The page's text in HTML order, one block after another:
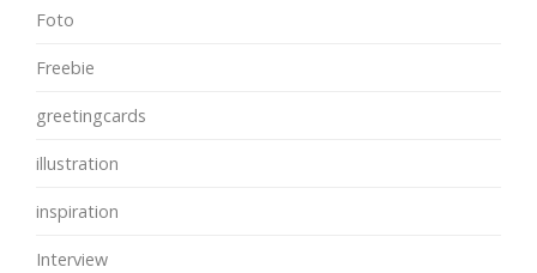
Foto
Freebie
greetingcards
illustration
inspiration
Interview